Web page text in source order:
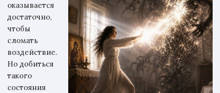
оказывается
достаточно,
чтобы
сломать
воздействие.
Но добиться
такого
состояния